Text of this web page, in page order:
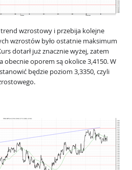
trend wzrostowy i przebija kolejne
wzrostów było ostatnie maksimum
dotarł już znacznie wyżej, zatem
oporem są okolice 3,4150. W
będzie poziom 3,3350, czyli